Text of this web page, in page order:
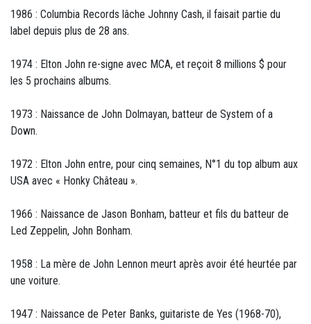
1986 : Columbia Records lâche Johnny Cash, il faisait partie du
label depuis plus de 28 ans.
1974 : Elton John re-signe avec MCA, et reçoit 8 millions $ pour
les 5 prochains albums.
1973 : Naissance de John Dolmayan, batteur de System of a
Down.
1972 : Elton John entre, pour cinq semaines, N°1 du top album aux
USA avec « Honky Château ».
1966 : Naissance de Jason Bonham, batteur et fils du batteur de
Led Zeppelin, John Bonham.
1958 : La mère de John Lennon meurt après avoir été heurtée par
une voiture.
1947 : Naissance de Peter Banks, guitariste de Yes (1968-70),